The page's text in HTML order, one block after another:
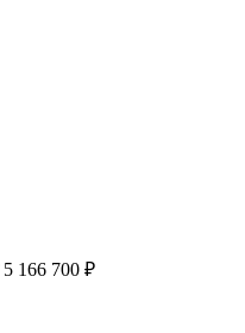
5 166 700 ₽